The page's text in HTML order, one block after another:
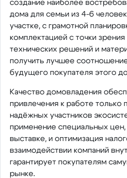
создание наиболее
дома для семьи из 4-6
участке, с грамотной
комплектацией с точки
технических решений и
получить лучшее
будущего покупателя этого
Качество домовладения
привлечения к работе только
надёжных участников
применение специальных цен,
выставке, и оптимизация
взаимодействии компаний
гарантирует покупателям
рынке.